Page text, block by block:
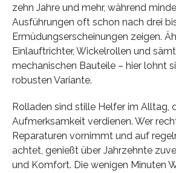
zehn Jahre und mehr, während
Ausführungen oft schon nach drei
Ermüdungserscheinungen zeigen.
Einlauftrichter, Wickelrollen und
mechanischen Bauteile – hier lohnt
robusten Variante.
Rolladen sind stille Helfer im Alltag,
Aufmerksamkeit verdienen. Wer
Reparaturen vornimmt und auf
achtet, genießt über Jahrzehnte
und Komfort. Die wenigen Minuten